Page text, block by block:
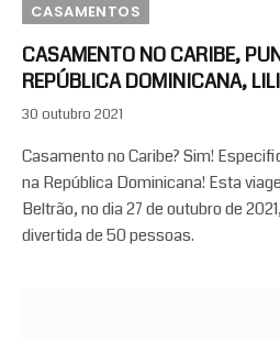
CASAMENTOS
CASAMENTO NO CARIBE,
REPÚBLICA DOMINICANA,
30 outubro 2021
Casamento no Caribe? Sim!
na República Dominicana! Esta
Beltrão, no dia 27 de outubro de
divertida de 50 pessoas.